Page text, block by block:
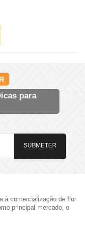
para
SUBMETER
à comercialização de flor
principal mercado, o